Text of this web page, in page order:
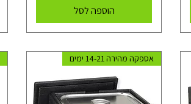
הוספה לסל
אספקה מהירה 14-21 ימים